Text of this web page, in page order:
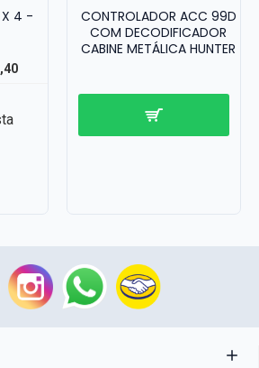
X 4 -
CONTROLADOR ACC 99D
COM DECODIFICADOR
CABINE METÁLICA HUNTER